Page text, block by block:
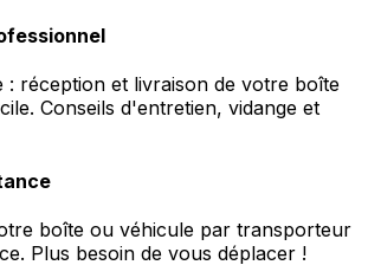
: réception et livraison de votre boîte
Conseils d'entretien, vidange et
boîte ou véhicule par transporteur
Plus besoin de vous déplacer !